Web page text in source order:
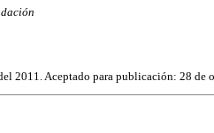
2011. Aceptado para publicación: 28 de